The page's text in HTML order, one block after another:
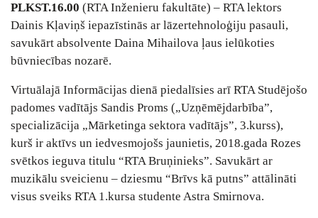
PLKST.16.00 (RTA Inženieru fakultāte) – RTA lektors
Dainis Kļaviņš iepazīstinās ar lāzertehnoloģiju pasauli,
savukārt absolvente Daina Mihailova ļaus ielūkoties
būvniecības nozarē.
Virtuālajā Informācijas dienā piedalīsies arī RTA Studējošo
padomes vadītājs Sandis Proms („Uzņēmējdarbība”,
specializācija „Mārketinga sektora vadītājs”, 3.kurss),
kurš ir aktīvs un iedvesmojošs jaunietis, 2018.gada Rozes
svētkos ieguva titulu “RTA Bruņinieks”. Savukārt ar
muzikālu sveicienu – dziesmu “Brīvs kā putns” attālināti
visus sveiks RTA 1.kursa studente Astra Smirnova.